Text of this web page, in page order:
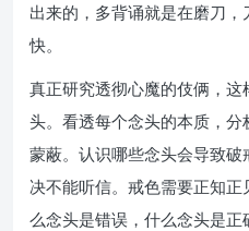
出来的，多背诵就是在磨刀
快。
真正研究透彻心魔的伎俩，
头。看透每个念头的本质，
蒙蔽。认识哪些念头会导致
决不能听信。戒色需要正知
么念头是错误，什么念头是